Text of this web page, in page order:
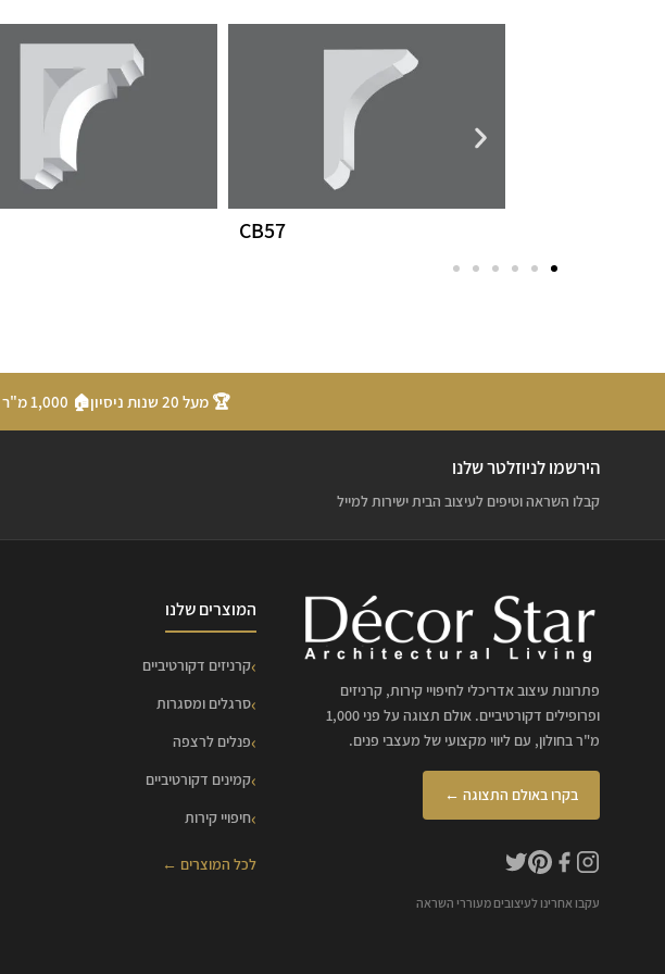
CB57
🏆 מעל 20 שנות ניסיון 🏠 1,000 מ"ר אולם תצוגה
הירשמו לניוזלטר שלנו
קבלו השראה וטיפים לעיצוב הבית ישירות למייל
פתרונות עיצוב אדריכלי לחיפויי קירות, קרניזים
ופרופילים דקורטיביים. אולם תצוגה על פני 1,000
מ"ר בחולון, עם ליווי מקצועי של מעצבי פנים.
בקרו באולם התצוגה ←
עקבו אחרינו לעיצובים מעוררי השראה
המוצרים שלנו
קרניזים דקורטיביים
סרגלים ומסגרות
פנלים לרצפה
קמינים דקורטיביים
חיפויי קירות
לכל המוצרים ←